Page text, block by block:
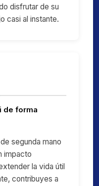
disfrutar de su
casi al instante.
de forma
segunda mano
impacto
la vida útil
contribuyes a